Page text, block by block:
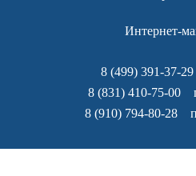
Интернет-
8 (499) 391-37-29
8 (831) 410-75-00
8 (910) 794-80-28по